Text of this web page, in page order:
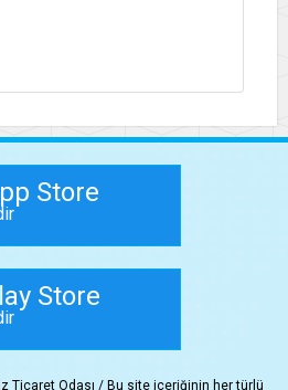
Store
Store
Ticaret Odası / Bu site içeriğinin her türlü